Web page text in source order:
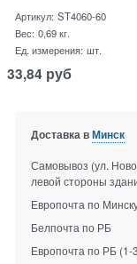
Артикул: ST4060-60
Вес: 0,69кг.
Ед. измерения: шт.
33,84 руб
Доставка вМинск
Самовывоз (ул.
левой стороны
Европочта по
Белпочта по РБ
Европочта по РБ (1-